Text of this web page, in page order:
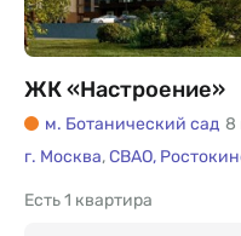
ЖК «Настроение»
м. Ботанический сад 8
г. Москва,СВАО,
1 квартира
Есть